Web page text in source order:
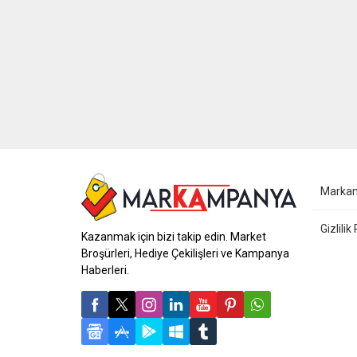
Kazanmak için bizi takip edin. Market
Broşürleri, Hediye Çekilişleri ve Kampanya
Haberleri.
Gizlilik